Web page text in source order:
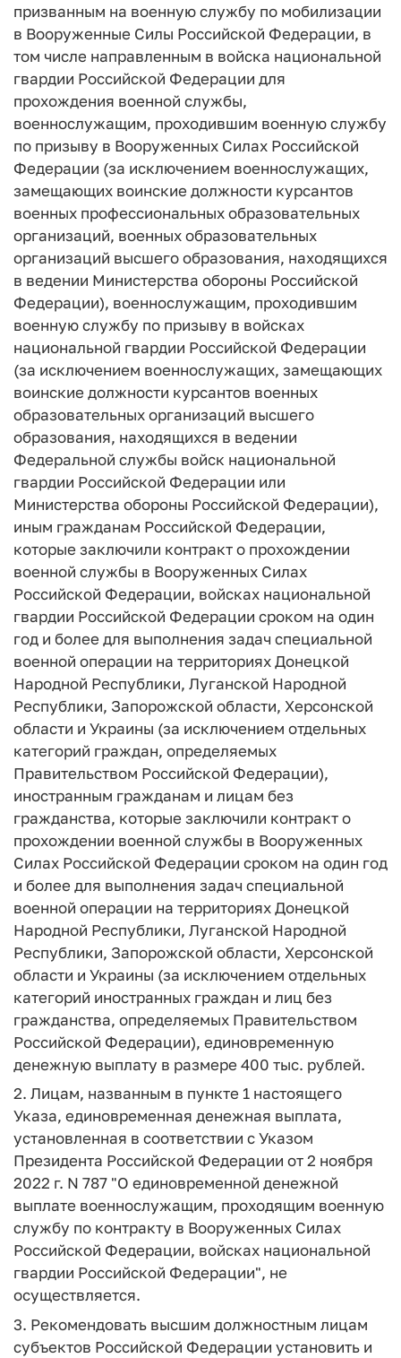
призванным на военную службу по мобилизации
в Вооруженные Силы Российской Федерации, в
том числе направленным в войска национальной
гвардии Российской Федерации для
прохождения военной службы,
военнослужащим, проходившим военную службу
по призыву в Вооруженных Силах Российской
Федерации (за исключением военнослужащих,
замещающих воинские должности курсантов
военных профессиональных образовательных
организаций, военных образовательных
организаций высшего образования, находящихся
в ведении Министерства обороны Российской
Федерации), военнослужащим, проходившим
военную службу по призыву в войсках
национальной гвардии Российской Федерации
(за исключением военнослужащих, замещающих
воинские должности курсантов военных
образовательных организаций высшего
образования, находящихся в ведении
Федеральной службы войск национальной
гвардии Российской Федерации или
Министерства обороны Российской Федерации),
иным гражданам Российской Федерации,
которые заключили контракт о прохождении
военной службы в Вооруженных Силах
Российской Федерации, войсках национальной
гвардии Российской Федерации сроком на один
год и более для выполнения задач специальной
военной операции на территориях Донецкой
Народной Республики, Луганской Народной
Республики, Запорожской области, Херсонской
области и Украины (за исключением отдельных
категорий граждан, определяемых
Правительством Российской Федерации),
иностранным гражданам и лицам без
гражданства, которые заключили контракт о
прохождении военной службы в Вооруженных
Силах Российской Федерации сроком на один год
и более для выполнения задач специальной
военной операции на территориях Донецкой
Народной Республики, Луганской Народной
Республики, Запорожской области, Херсонской
области и Украины (за исключением отдельных
категорий иностранных граждан и лиц без
гражданства, определяемых Правительством
Российской Федерации), единовременную
денежную выплату в размере 400 тыс. рублей.
2. Лицам, названным в пункте 1 настоящего
Указа, единовременная денежная выплата,
установленная в соответствии с Указом
Президента Российской Федерации от 2 ноября
2022 г. N 787 "О единовременной денежной
выплате военнослужащим, проходящим военную
службу по контракту в Вооруженных Силах
Российской Федерации, войсках национальной
гвардии Российской Федерации", не
осуществляется.
3. Рекомендовать высшим должностным лицам
субъектов Российской Федерации установить и